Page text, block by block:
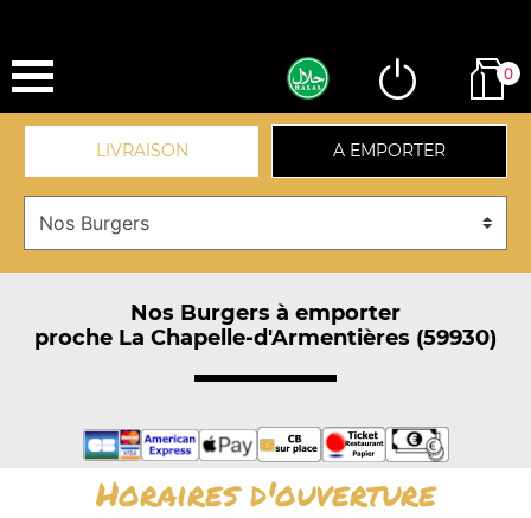
0
LIVRAISON A EMPORTER
Nos Burgers à emporter
proche La Chapelle-d'Armentières (59930)
Horaires d'ouverture